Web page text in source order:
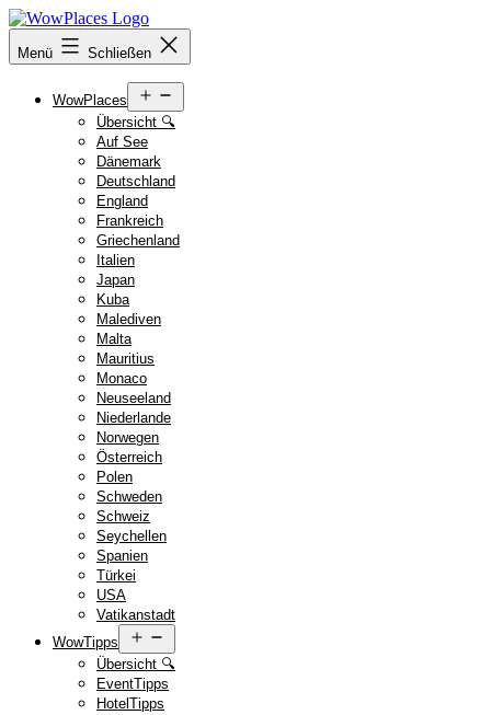
Zum
Inhalt
springen
Reiseblog
WowPlaces.de
Menü Schließen
WowPlaces
öffnen
Übersicht 🔍
Auf See
Dänemark
Deutschland
England
Frankreich
Griechenland
Italien
Japan
Kuba
Malediven
Malta
Mauritius
Monaco
Neuseeland
Niederlande
Norwegen
Österreich
Polen
Schweden
Schweiz
Seychellen
Spanien
Türkei
USA
Vatikanstadt
WowTipps
öffnen
Übersicht 🔍
EventTipps
HotelTipps